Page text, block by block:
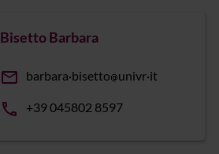
Bisetto Barbara
email barbara bisetto univr it
phone +39 045802 8597